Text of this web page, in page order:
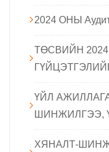
2024 ОНЫ
ТӨСВИЙН
ҮЙЛ
ШИНЖИЛГЭЭ,
ХЯНАЛТ-